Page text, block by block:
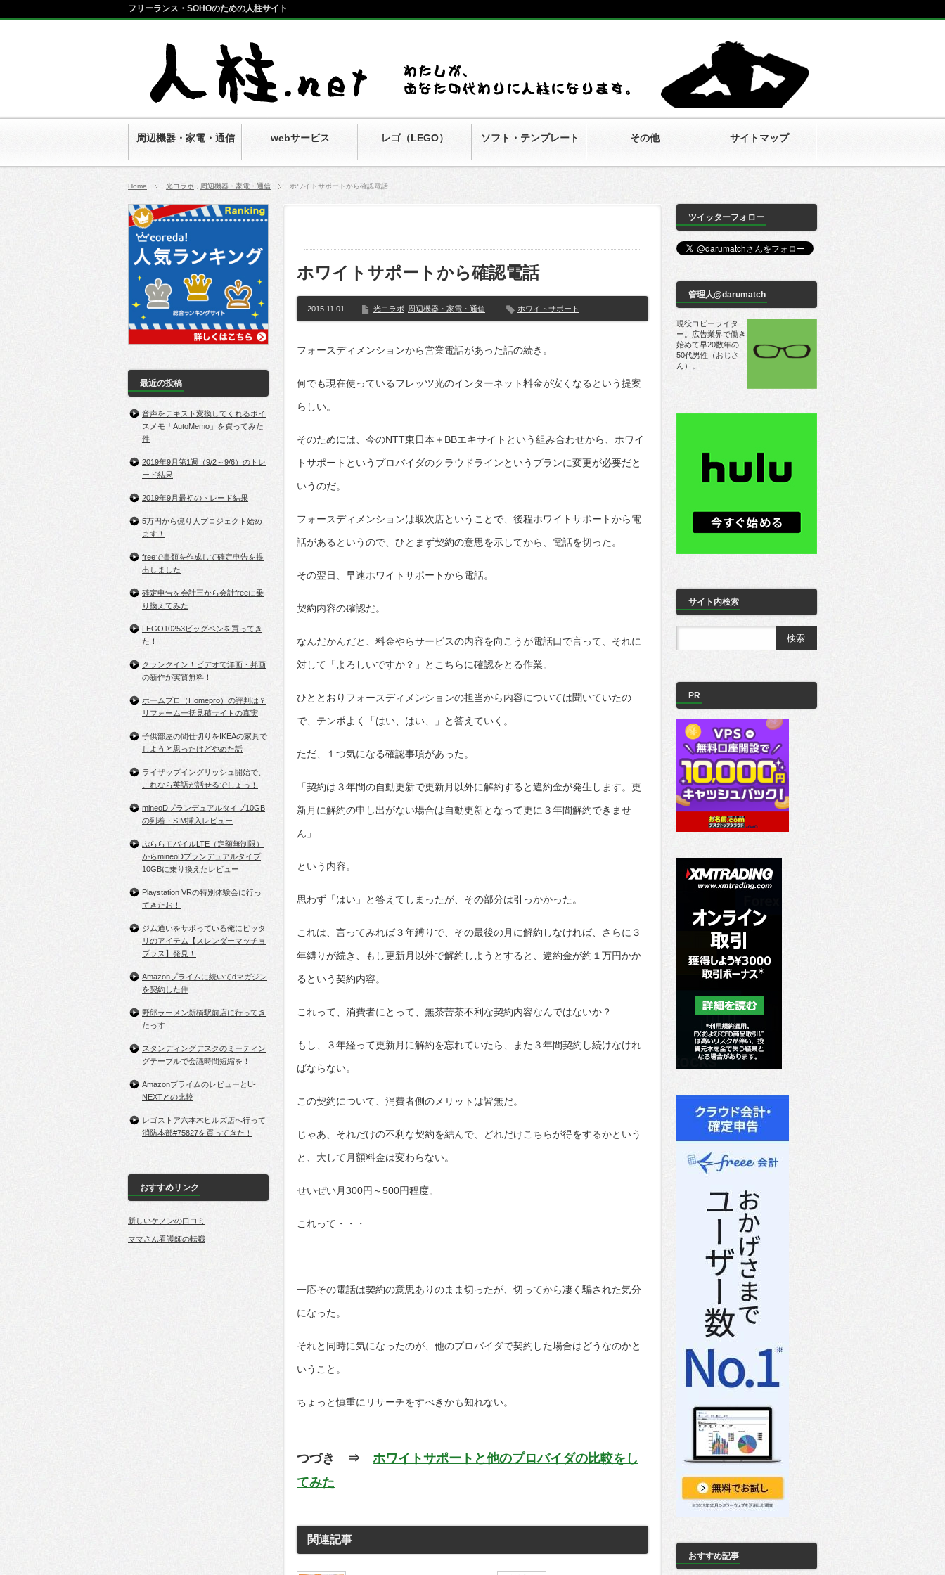
便利商品・サービ
ス自腹レビュー
周辺機器・家電・通信 webサービス レゴ（LEGO） ソフト・テンプレート その他 サイトマップ
フリーランス・SOHOのための人柱サイト
Home 光コラボ 周辺機器・家電・通信 ホワイトサポートから確認電話
ホワイトサポートから確認電話
2015.11.01 光コラボ 周辺機器・家電・通信 ホワイトサポート
フォースディメンションから営業電話があった話の続き。
何でも現在使っているフレッツ光のインターネット料金が安くなるという提案
らしい。
そのためには、今のNTT東日本＋BBエキサイトという組み合わせから、ホワイ
トサポートというプロバイダのクラウドラインというプランに変更が必要だと
いうのだ。
フォースディメンションは取次店ということで、後程ホワイトサポートから電
話があるというので、ひとまず契約の意思を示してから、電話を切った。
その翌日、早速ホワイトサポートから電話。
契約内容の確認だ。
なんだかんだと、料金やらサービスの内容を向こうが電話口で言って、それに
対して「よろしいですか？」とこちらに確認をとる作業。
ひととおりフォースディメンションの担当から内容については聞いていたの
で、テンポよく「はい、はい、」と答えていく。
ただ、１つ気になる確認事項があった。
「契約は３年間の自動更新で更新月以外に解約すると違約金が発生します。更
新月に解約の申し出がない場合は自動更新となって更に３年間解約できませ
ん」
という内容。
思わず「はい」と答えてしまったが、その部分は引っかかった。
これは、言ってみれば３年縛りで、その最後の月に解約しなければ、さらに３
年縛りが続き、もし更新月以外で解約しようとすると、違約金が約１万円かか
るという契約内容。
これって、消費者にとって、無茶苦茶不利な契約内容なんではないか？
もし、３年経って更新月に解約を忘れていたら、また３年間契約し続けなけれ
ばならない。
この契約について、消費者側のメリットは皆無だ。
じゃあ、それだけの不利な契約を結んで、どれだけこちらが得をするかという
と、大して月額料金は変わらない。
せいぜい月300円～500円程度。
これって・・・
一応その電話は契約の意思ありのまま切ったが、切ってから凄く騙された気分
になった。
それと同時に気になったのが、他のプロバイダで契約した場合はどうなのかと
いうこと。
ちょっと慎重にリサーチをすべきかも知れない。
つづき ⇒ ホワイトサポートと他のプロバイダの比較をし
てみた
関連記事
最近の投稿
音声をテキスト変換してくれるボイ
スメモ「AutoMemo」を買ってみた
件
2019年9月第1週（9/2～9/6）のトレ
ード結果
2019年9月最初のトレード結果
5万円から億り人プロジェクト始め
ます！
freeで書類を作成して確定申告を提
出しました
確定申告を会計王から会計freeに乗
り換えてみた
LEGO10253ビッグベンを買ってき
た！
クランクイン！ビデオで洋画・邦画
の新作が実質無料！
ホームプロ（Homepro）の評判は？
リフォーム一括見積サイトの真実
子供部屋の間仕切りをIKEAの家具で
しようと思ったけどやめた話
ライザップイングリッシュ開始で、
これなら英語が話せるでしょっ！
mineoDプランデュアルタイプ10GB
の到着・SIM挿入レビュー
ぷららモバイルLTE（定額無制限）
からmineoDプランデュアルタイプ
10GBに乗り換えたレビュー
Playstation VRの特別体験会に行っ
てきたお！
ジム通いをサボっている俺にピッタ
リのアイテム【スレンダーマッチョ
プラス】発見！
Amazonプライムに続いてdマガジン
を契約した件
野郎ラーメン新橋駅前店に行ってき
たっす
スタンディングデスクのミーティン
グテーブルで会議時間短縮を！
AmazonプライムのレビューとU-
NEXTとの比較
レゴストア六本木ヒルズ店へ行って
消防本部#75827を買ってきた！
おすすめリンク
新しいケノンの口コミ
ママさん看護師の転職
ツイッターフォロー
管理人@darumatch
現役コピーライタ
ー。広告業界で働き
始めて早20数年の
50代男性（おじさ
ん）。
サイト内検索
PR
おすすめ記事